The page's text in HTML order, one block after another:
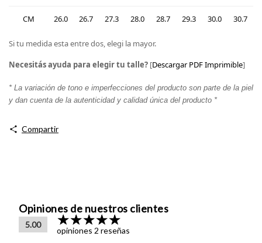
CM 26.0 26.7 27.3 28.0 28.7 29.3 30.0 30.7
Si tu medida esta entre dos, elegi la mayor.
Necesitás ayuda para elegir tu talle? [Descargar PDF Imprimible]
* La variación de tono e imperfecciones del producto son parte de la piel
y dan cuenta de la autenticidad y calidad única del producto *
Compartir
Opiniones de nuestros clientes
5.00
opiniones 2 reseñas